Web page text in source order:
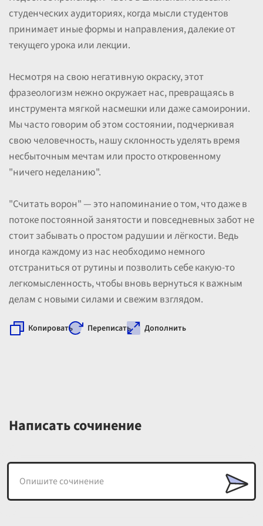
студенческих аудиториях, когда мысли студентов
принимает иные формы и направления, далекие от
текущего урока или лекции.
Несмотря на свою негативную окраску, этот
фразеологизм нежно окружает нас, превращаясь в
инструмента мягкой насмешки или даже самоиронии.
Мы часто говорим об этом состоянии, подчеркивая
свою человечность, нашу склонность уделять время
несбыточным мечтам или просто откровенному
"ничего неделанию".
"Считать ворон" — это напоминание о том, что даже в
потоке постоянной занятости и повседневных забот не
стоит забывать о простом радушии и лёгкости. Ведь
иногда каждому из нас необходимо немного
отстраниться от рутины и позволить себе какую-то
легкомысленность, чтобы вновь вернуться к важным
делам с новыми силами и свежим взглядом.
Копировать Переписать Дополнить
Написать сочинение